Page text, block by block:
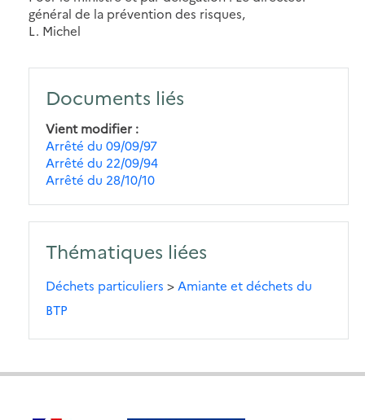
général de la prévention des risques,
L. Michel
Documents liés
Vient modifier
Arrêté du 09/09/97
Arrêté du 22/09/94
Arrêté du 28/10/10
Thématiques liées
Déchets particuliers > Amiante et déchets du
BTP